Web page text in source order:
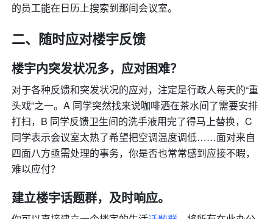
的员工能在日历上搜索到那间会议室。
二、随时应对楼宇反馈
楼宇内突发状况多，应对困难？
对于各种反馈和突发状况的应对，注定是行政人每天的“重
头戏”之一。A 同学突然找来说咖啡洒在茶水间了需要安排
打扫，B 同学反馈卫生间的洗手液用完了得马上替换，C
同学表示会议室太热了希望把空调温度调低……面对来自
四面八方亟需处理的事务，你是否也常常感到应接不暇，
难以应付？
建立楼宇话题群，及时响应。